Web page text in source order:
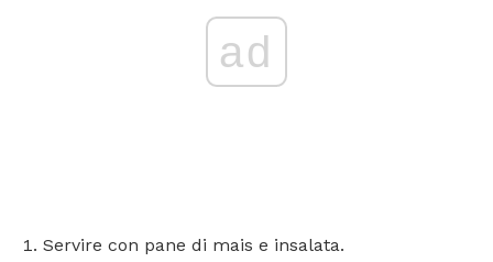
ad
Servire con pane di mais e insalata.